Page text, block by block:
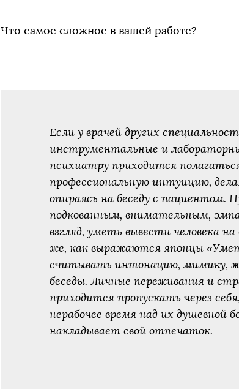
Что самое сложное в вашей работе?
Если у врачей других
инструментальные и
психиатру приходится
профессиональную интуицию,
опираясь на беседу с пациентом.
подкованным, внимательным,
взгляд, уметь вывести человека
же, как выражаются японцы
считывать интонацию, мимику,
беседы. Личные переживания и
приходится пропускать через
нерабочее время над их душевной
накладывает свой отпечаток.